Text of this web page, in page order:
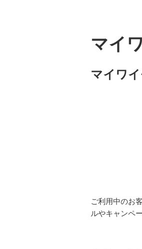
マイ
マイワ
ご利用中のお
ルやキャンペ